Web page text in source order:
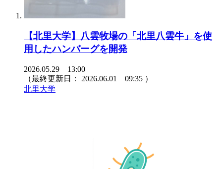
【北里大学】八雲牧場の「北里八雲牛」を使
用したハンバーグを開発
2026.05.29 13:00
（最終更新日： 2026.06.01 09:35 ）
北里大学